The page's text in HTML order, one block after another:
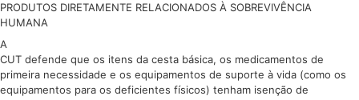
PRODUTOS DIRETAMENTE RELACIONADOS À SOBREVIVÊNCIA
HUMANA
A
CUT defende que os itens da cesta básica, os medicamentos de
primeira necessidade e os equipamentos de suporte à vida (como os
equipamentos para os deficientes físicos) tenham isenção de